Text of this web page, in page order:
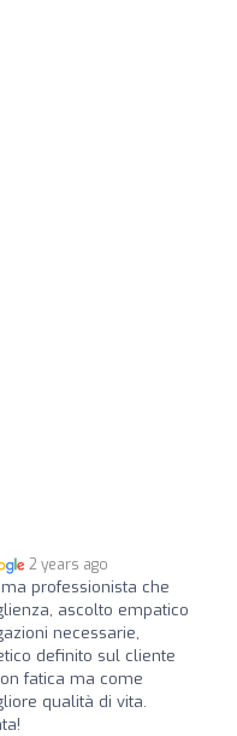
2 years ago
professionista che
ascolto empatico
necessarie,
definito sul cliente
fatica ma come
qualità di vita.